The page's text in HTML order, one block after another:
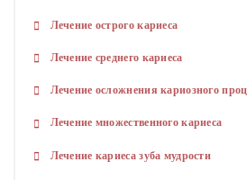
Лечение острого кариеса
Лечение среднего кариеса
Лечение осложнения кариозного
Лечение множественного кариеса
Лечение кариеса зуба мудрости